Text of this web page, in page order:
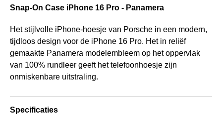
Snap-On Case iPhone 16 Pro - Panamera
Het stijlvolle iPhone-hoesje van Porsche in een modern,
tijdloos design voor de iPhone 16 Pro. Het in reliëf
gemaakte Panamera modelembleem op het oppervlak
van 100% rundleer geeft het telefoonhoesje zijn
onmiskenbare uitstraling.
Specificaties